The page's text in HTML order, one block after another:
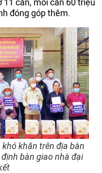
11 căn, mỗi căn 60 triệu
đóng góp thêm.
khăn trên địa bàn
bàn giao nhà đại